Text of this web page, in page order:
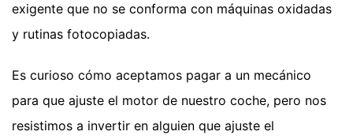
exigente que no se conforma con máquinas oxidadas
y rutinas fotocopiadas.
Es curioso cómo aceptamos pagar a un mecánico
para que ajuste el motor de nuestro coche, pero nos
resistimos a invertir en alguien que ajuste el